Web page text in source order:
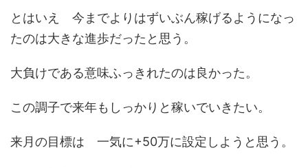
とはいえ 今までよりはずいぶん稼げるようになっ
たのは大きな進歩だったと思う。
大負けである意味ふっきれたのは良かった。
この調子で来年もしっかりと稼いでいきたい。
来月の目標は 一気に+50万に設定しようと思う。